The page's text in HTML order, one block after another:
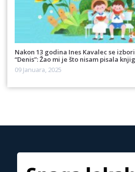
Nakon 13 godina Ines Kavalec se
“Denis”: Žao mi je što nisam pisala
09 Januara, 2025